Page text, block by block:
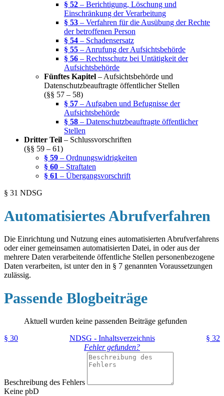
§ 52 – Berichtigung, Löschung und
Einschränkung der Verarbeitung
§ 53 – Verfahren für die Ausübung der Rechte
der betroffenen Person
§ 54 – Schadensersatz
§ 55 – Anrufung der Aufsichtsbehörde
§ 56 – Rechtsschutz bei Untätigkeit der
Aufsichtsbehörde
Fünftes Kapitel – Aufsichtsbehörde und
Datenschutzbeauftragte öffentlicher Stellen
(§§ 57 – 58)
§ 57 – Aufgaben und Befugnisse der
Aufsichtsbehörde
§ 58 – Datenschutzbeauftragte öffentlicher
Stellen
Dritter Teil – Schlussvorschriften
(§§ 59 – 61)
§ 59 – Ordnungswidrigkeiten
§ 60 – Straftaten
§ 61 – Übergangsvorschrift
§ 31 NDSG
Automatisiertes Abrufverfahren
Die Einrichtung und Nutzung eines automatisierten Abrufverfahrens
oder einer gemeinsamen automatisierten Datei, in oder aus der
mehrere Daten verarbeitende öffentliche Stellen personenbezogene
Daten verarbeiten, ist unter den in § 7 genannten Voraussetzungen
zulässig.
Passende Blogbeiträge
Aktuell wurden keine passenden Beiträge gefunden
§ 30
NDSG - Inhaltsverzeichnis
§ 32
Fehler gefunden?
Beschreibung des Fehlers
Keine pbD